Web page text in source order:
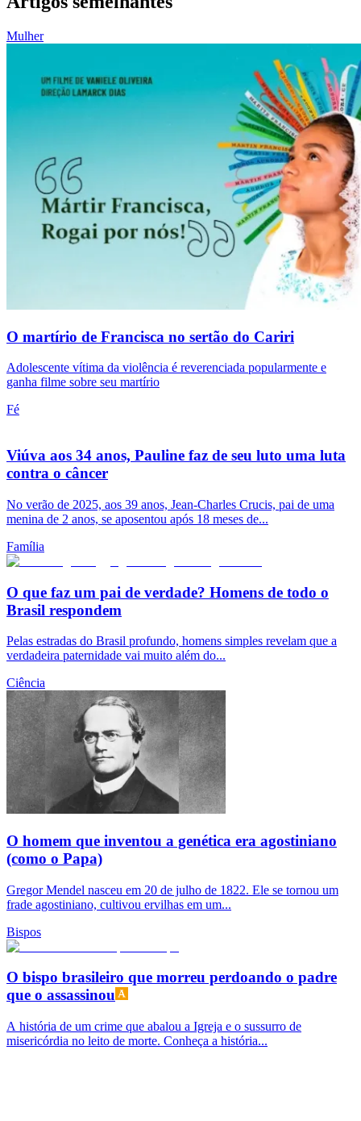
Mulher
O martírio de Francisca no sertão do Cariri
Adolescente vítima da violência é reverenciada popularmente e
ganha filme sobre seu martírio
Fé
Viúva aos 34 anos, Pauline faz de seu luto uma luta
contra o câncer
No verão de 2025, aos 39 anos, Jean-Charles Crucis, pai de uma
menina de 2 anos, se aposentou após 18 meses de...
Família
O que faz um pai de verdade? Homens de todo o
Brasil respondem
Pelas estradas do Brasil profundo, homens simples revelam que a
verdadeira paternidade vai muito além do...
Ciência
O homem que inventou a genética era agostiniano
(como o Papa)
Gregor Mendel nasceu em 20 de julho de 1822. Ele se tornou um
frade agostiniano, cultivou ervilhas em um...
Bispos
O bispo brasileiro que morreu perdoando o padre
que o assassinou
A história de um crime que abalou a Igreja e o sussurro de
misericórdia no leito de morte. Conheça a história...